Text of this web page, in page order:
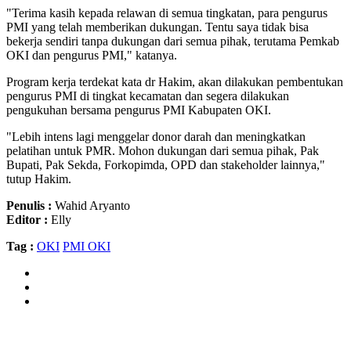
"Terima kasih kepada relawan di semua tingkatan, para pengurus
PMI yang telah memberikan dukungan. Tentu saya tidak bisa
bekerja sendiri tanpa dukungan dari semua pihak, terutama Pemkab
OKI dan pengurus PMI," katanya.
Program kerja terdekat kata dr Hakim, akan dilakukan pembentukan
pengurus PMI di tingkat kecamatan dan segera dilakukan
pengukuhan bersama pengurus PMI Kabupaten OKI.
"Lebih intens lagi menggelar donor darah dan meningkatkan
pelatihan untuk PMR. Mohon dukungan dari semua pihak, Pak
Bupati, Pak Sekda, Forkopimda, OPD dan stakeholder lainnya,"
tutup Hakim.
Penulis : Wahid Aryanto
Editor : Elly
Tag : OKI PMI OKI